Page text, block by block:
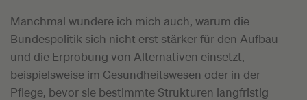
Manchmal wundere ich mich auch, warum die
Bundespolitik sich nicht erst stärker für den Aufbau
und die Erprobung von Alternativen einsetzt,
beispielsweise im Gesundheitswesen oder in der
Pflege, bevor sie bestimmte Strukturen langfristig